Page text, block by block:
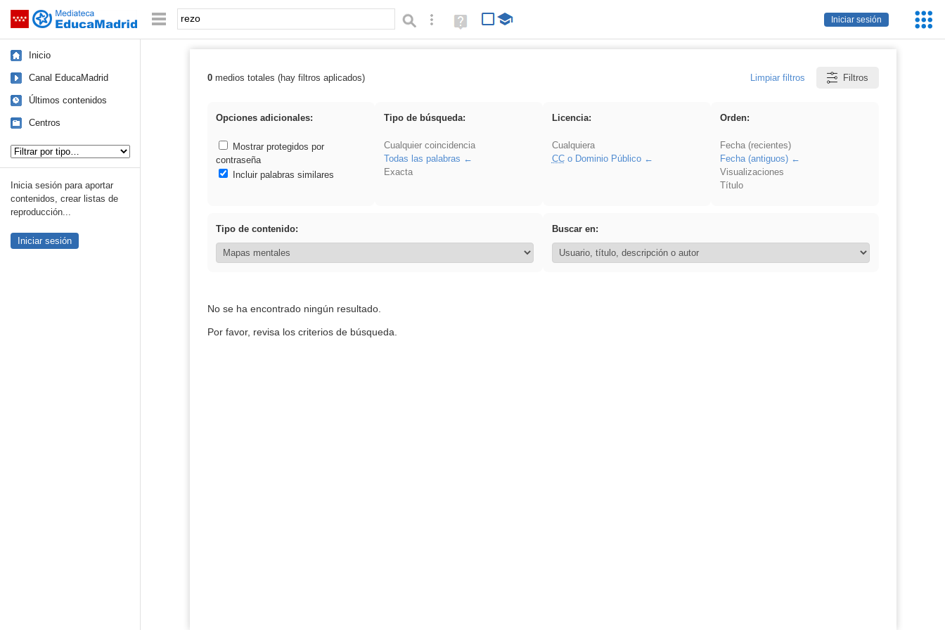
Saltar navegación
Iniciar sesión
Palabra o frase: Búsqueda avanzada
Ayuda
(en
Inicio
Canal EducaMadrid
Últimos contenidos
Centros
Inicia sesión para aportar
contenidos, crear listas de
reproducción...
Iniciar sesión
Resultados de: rezo
0medios totales (hay filtros aplicados) Limpiar filtros Filtros
Opciones adicionales:
Mostrar protegidos por
contraseña
Incluir palabras similares
Tipo de búsqueda:
Cualquier coincidencia
Todas las palabras
Exacta
Licencia:
Cualquiera
CCo Dominio Público
Orden:
Fecha (recientes)
Fecha (antiguos)
Visualizaciones
Título
Tipo de contenido: Buscar en:
No se ha encontrado ningún resultado.
Por favor, revisa los criterios de búsqueda.